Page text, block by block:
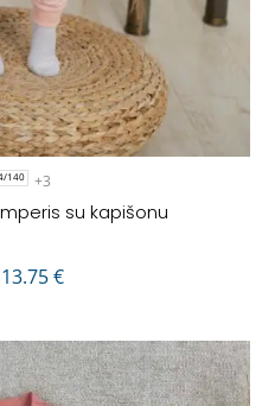
140 +3
su kapišonu
13.75€